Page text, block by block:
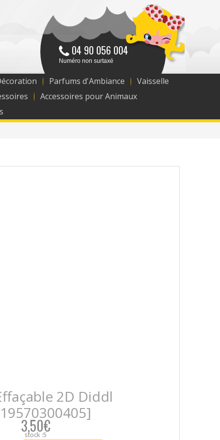
04 90 056 004
Numéro non surtaxé
Parfums d'Ambiance
Vaisselle
Accessoires pour Animaux
2D Diddl
3,50€
stock :5